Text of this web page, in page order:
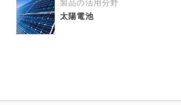
製品の活用分野
太陽電池